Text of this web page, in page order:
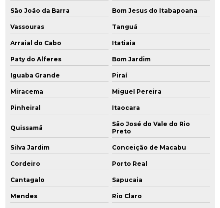
Investigação ambiental detalhada
Investigação de áreas contaminadas
Investigação confirmatória
Investigação confirmatória de passivo ambiental
Investigação detalhada
Investigação detalhada passivo ambiental
Monitoramento de água subterrânea
Monitoramento ambiental amostragem
Monitoramento ambiental do solo
São João da Barra Bom Jesus do Itabapoana
Vassouras Tanguá
Arraial do Cabo Itatiaia
Paty do Alferes Bom Jardim
Iguaba Grande Piraí
Miracema Miguel Pereira
Pinheiral Itaocara
Quissamã
São José do Vale do Rio
Preto
Silva Jardim Conceição de Macabu
Cordeiro Porto Real
Cantagalo Sapucaia
Mendes Rio Claro